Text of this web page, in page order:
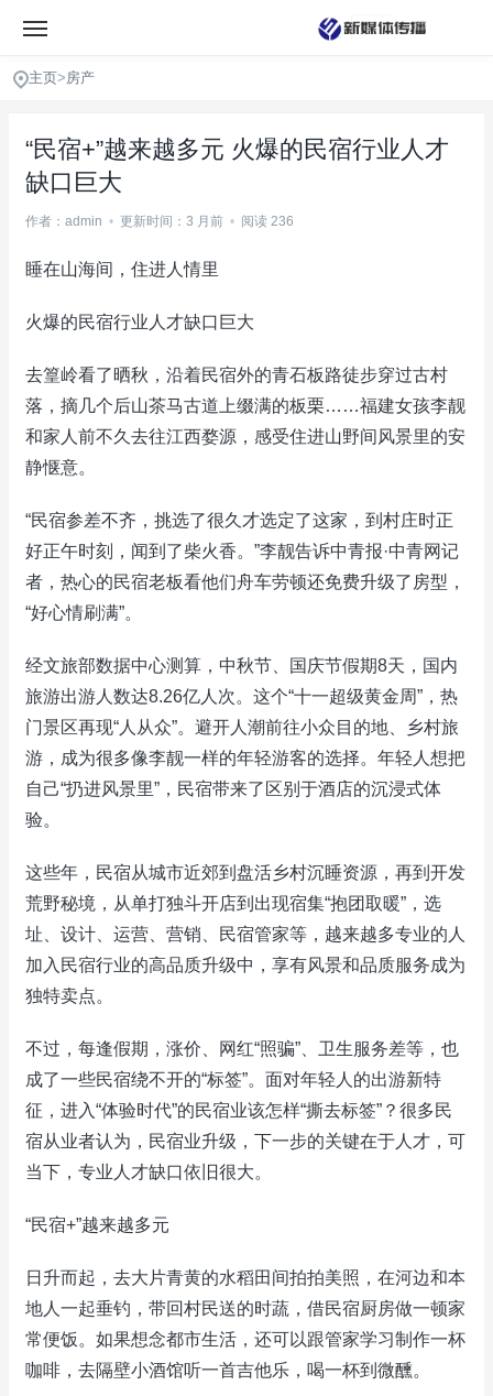
主页>房产
“民宿+”越来越多元 火爆的民宿行业人才
缺口巨大
作者：admin • 更新时间：3 月前 • 阅读 236
睡在山海间，住进人情里
火爆的民宿行业人才缺口巨大
去篁岭看了晒秋，沿着民宿外的青石板路徒步穿过古村
落，摘几个后山茶马古道上缀满的板栗……福建女孩李靓
和家人前不久去往江西婺源，感受住进山野间风景里的安
静惬意。
“民宿参差不齐，挑选了很久才选定了这家，到村庄时正
好正午时刻，闻到了柴火香。”李靓告诉中青报·中青网记
者，热心的民宿老板看他们舟车劳顿还免费升级了房型，
“好心情刷满”。
经文旅部数据中心测算，中秋节、国庆节假期8天，国内
旅游出游人数达8.26亿人次。这个“十一超级黄金周”，热
门景区再现“人从众”。避开人潮前往小众目的地、乡村旅
游，成为很多像李靓一样的年轻游客的选择。年轻人想把
自己“扔进风景里”，民宿带来了区别于酒店的沉浸式体
验。
这些年，民宿从城市近郊到盘活乡村沉睡资源，再到开发
荒野秘境，从单打独斗开店到出现宿集“抱团取暖”，选
址、设计、运营、营销、民宿管家等，越来越多专业的人
加入民宿行业的高品质升级中，享有风景和品质服务成为
独特卖点。
不过，每逢假期，涨价、网红“照骗”、卫生服务差等，也
成了一些民宿绕不开的“标签”。面对年轻人的出游新特
征，进入“体验时代”的民宿业该怎样“撕去标签”？很多民
宿从业者认为，民宿业升级，下一步的关键在于人才，可
当下，专业人才缺口依旧很大。
“民宿+”越来越多元
日升而起，去大片青黄的水稻田间拍拍美照，在河边和本
地人一起垂钓，带回村民送的时蔬，借民宿厨房做一顿家
常便饭。如果想念都市生活，还可以跟管家学习制作一杯
咖啡，去隔壁小酒馆听一首吉他乐，喝一杯到微醺。